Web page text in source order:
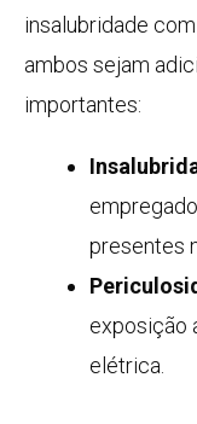
insalubridade
ambos sejam
importantes:
presentes
exposição
elétrica.